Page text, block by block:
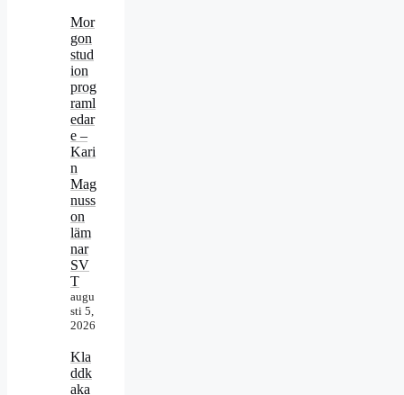
Mor
gon
stud
ion
prog
raml
edar
e –
Kari
n
Mag
nuss
on
läm
nar
SV
T
augu
sti 5,
2026
Kla
ddk
aka